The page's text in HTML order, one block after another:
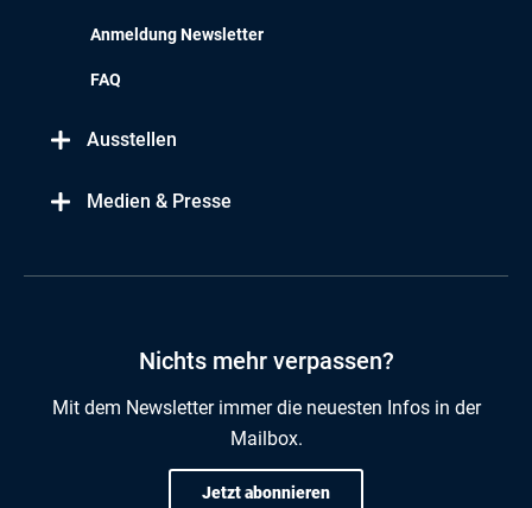
Anmeldung Newsletter
FAQ
Ausstellen
Medien & Presse
Nichts mehr verpassen?
Mit dem Newsletter immer die neuesten Infos in der
Mailbox.
Jetzt abonnieren